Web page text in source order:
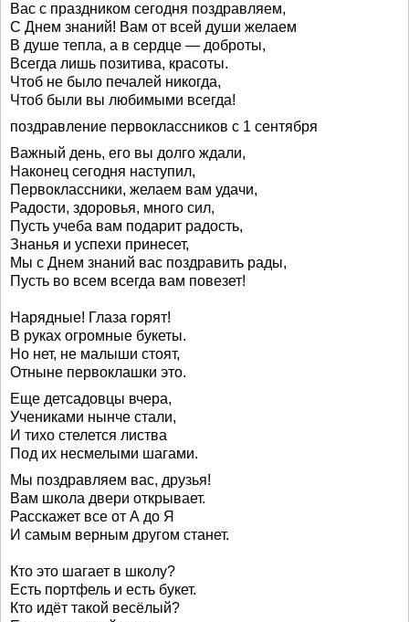
Вас с праздником сегодня поздравляем,
С Днем знаний! Вам от всей души желаем
В душе тепла, а в сердце — доброты,
Всегда лишь позитива, красоты.
Чтоб не было печалей никогда,
Чтоб были вы любимыми всегда!
поздравление первоклассников с 1 сентября
Важный день, его вы долго ждали,
Наконец сегодня наступил,
Первоклассники, желаем вам удачи,
Радости, здоровья, много сил,
Пусть учеба вам подарит радость,
Знанья и успехи принесет,
Мы с Днем знаний вас поздравить рады,
Пусть во всем всегда вам повезет!
Нарядные! Глаза горят!
В руках огромные букеты.
Но нет, не малыши стоят,
Отныне первоклашки это.
Еще детсадовцы вчера,
Учениками нынче стали,
И тихо стелется листва
Под их несмелыми шагами.
Мы поздравляем вас, друзья!
Вам школа двери открывает.
Расскажет все от А до Я
И самым верным другом станет.
Кто это шагает в школу?
Есть портфель и есть букет.
Кто идёт такой весёлый?